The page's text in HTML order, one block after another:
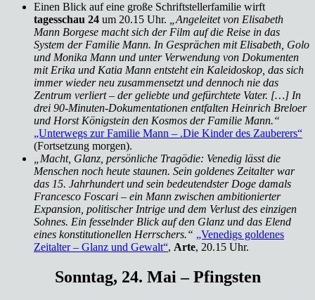
Einen Blick auf eine große Schriftstellerfamilie wirft
tagesschau 24 um 20.15 Uhr. „Angeleitet von Elisabeth
Mann Borgese macht sich der Film auf die Reise in das
System der Familie Mann. In Gesprächen mit Elisabeth, Golo
und Monika Mann und unter Verwendung von Dokumenten
mit Erika und Katia Mann entsteht ein Kaleidoskop, das sich
immer wieder neu zusammensetzt und dennoch nie das
Zentrum verliert – der geliebte und gefürchtete Vater. […] In
drei 90-Minuten-Dokumentationen entfalten Heinrich Breloer
und Horst Königstein den Kosmos der Familie Mann.“
„Unterwegs zur Familie Mann – .Die Kinder des Zauberers“
(Fortsetzung morgen).
„Macht, Glanz, persönliche Tragödie: Venedig lässt die
Menschen noch heute staunen. Sein goldenes Zeitalter war
das 15. Jahrhundert und sein bedeutendster Doge damals
Francesco Foscari – ein Mann zwischen ambitionierter
Expansion, politischer Intrige und dem Verlust des einzigen
Sohnes. Ein fesselnder Blick auf den Glanz und das Elend
eines konstitutionellen Herrschers.“ „Venedigs goldenes
Zeitalter – Glanz und Gewalt“, Arte, 20.15 Uhr.
Sonntag, 24. Mai – Pfingsten